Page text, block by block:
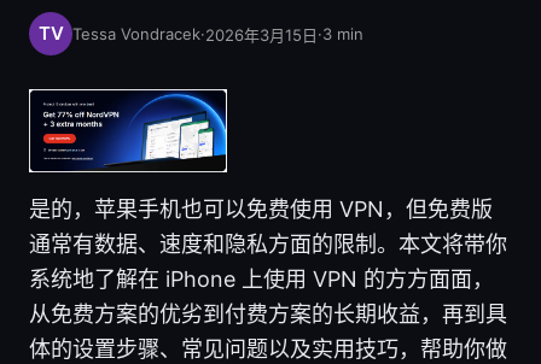
Tessa Vondracek·2026年3月15日·3 min
是的，苹果手机也可以免费使用 VPN，但免费版
通常有数据、速度和隐私方面的限制。本文将带你
系统地了解在 iPhone 上使用 VPN 的方方面面，
从免费方案的优劣到付费方案的长期收益，再到具
体的设置步骤、常见问题以及实用技巧，帮助你做